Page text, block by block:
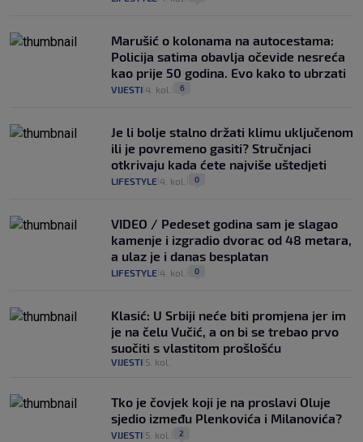
Marušić o kolonama na autocestama:
Policija satima obavlja očevide nesreća
kao prije 50 godina. Evo kako to ubrzati
VIJESTI 4. kol. 6
Je li bolje stalno držati klimu uključenom
ili je povremeno gasiti? Stručnjaci
otkrivaju kada ćete najviše uštedjeti
LIFESTYLE 4. kol. 0
VIDEO / Pedeset godina sam je slagao
kamenje i izgradio dvorac od 48 metara,
a ulaz je i danas besplatan
LIFESTYLE 4. kol. 0
Klasić: U Srbiji neće biti promjena jer im
je na čelu Vučić, a on bi se trebao prvo
suočiti s vlastitom prošlošću
VIJESTI 5. kol.
Tko je čovjek koji je na proslavi Oluje
sjedio između Plenkovića i Milanovića?
VIJESTI 5. kol. 2